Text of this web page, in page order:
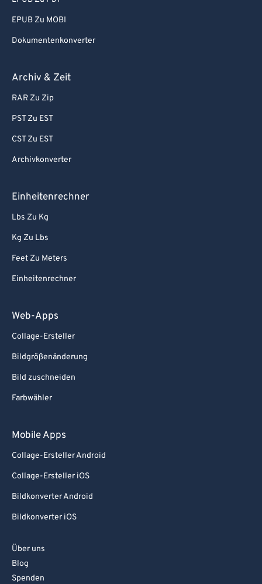
EPUB Zu MOBI
Dokumentenkonverter
Archiv & Zeit
RAR Zu Zip
PST Zu EST
CST Zu EST
Archivkonverter
Einheitenrechner
Lbs Zu Kg
Kg Zu Lbs
Feet Zu Meters
Einheitenrechner
Web-Apps
Collage-Ersteller
Bildgrößenänderung
Bild zuschneiden
Farbwähler
Mobile Apps
Collage-Ersteller Android
Collage-Ersteller iOS
Bildkonverter Android
Bildkonverter iOS
Über uns
Blog
Spenden